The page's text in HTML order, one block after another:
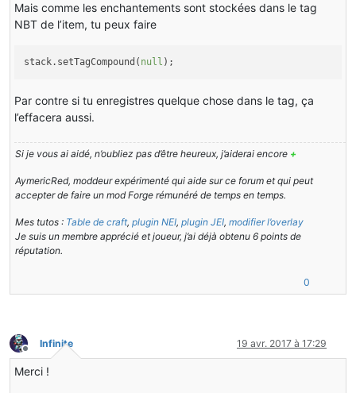
Mais comme les enchantements sont stockées dans le tag
NBT de l’item, tu peux faire
stack.setTagCompound( null );
Par contre si tu enregistres quelque chose dans le tag, ça
l’effacera aussi.
Si je vous ai aidé, n’oubliez pas d’être heureux, j’aiderai encore +
AymericRed, moddeur expérimenté qui aide sur ce forum et qui peut
accepter de faire un mod Forge rémunéré de temps en temps.
Mes tutos : Table de craft, plugin NEI, plugin JEI, modifier l’overlay
Je suis un membre apprécié et joueur, j’ai déjà obtenu 6 points de
réputation.
0
Hors-ligne
Infinite 19 avr. 2017 à 17:29
Merci !